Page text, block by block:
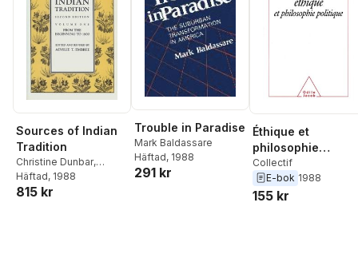
Sources of Indian
Tradition
Christine Dunbar,
Ainslie T. Embree
Häftad, 1988
815 kr
Trouble in Paradise
Mark Baldassare
Häftad, 1988
291 kr
Éthique et
philosophie
politique
Collectif
E-bok 1988
155 kr